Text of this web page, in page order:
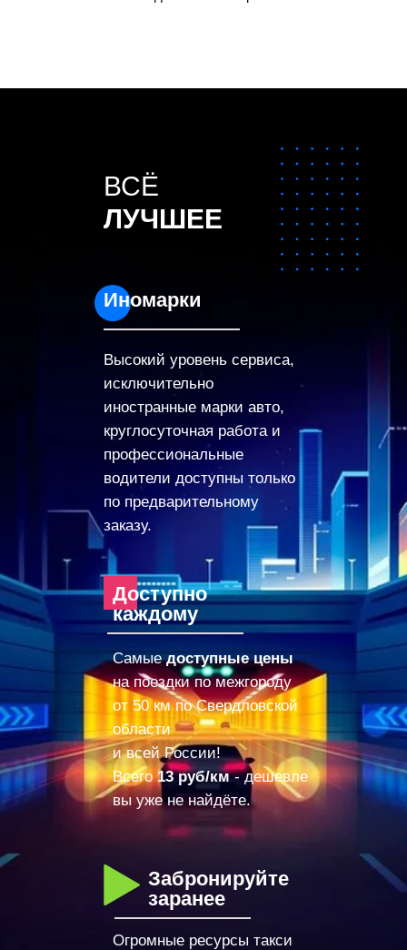
ВСЁ
ЛУЧШЕЕ
Высокий уровень сервиса,
исключительно
иностранные марки авто,
круглосуточная работа и
профессиональные
водители доступны только
по предварительному
заказу.
Самыедоступные цены
на поездки по межгороду
от 50 км по Свердловской
области
и всей России!
Всего13 руб/км- дешевле
вы уже не найдёте.
Огромные ресурсы такси
Иномарки
Доступно
каждому
Забронируйте
заранее